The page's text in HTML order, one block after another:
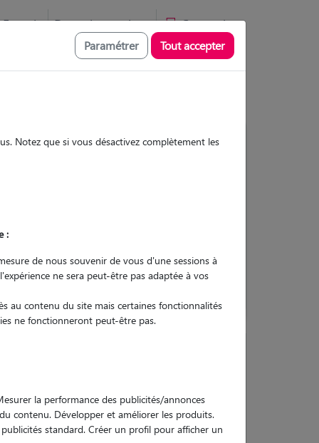
Favoris Devenir pet sitter Connexion
engagement
garanties
Paramétrer Tout accepter
Notez que si vous désactivez complètement les
:
de nous souvenir de vous d'une sessions à
ne sera peut-être pas adaptée à vos
au contenu du site mais certaines fonctionnalités
ne fonctionneront peut-être pas.
la performance des publicités/annonces
contenu. Développer et améliorer les produits.
standard. Créer un profil pour afficher un